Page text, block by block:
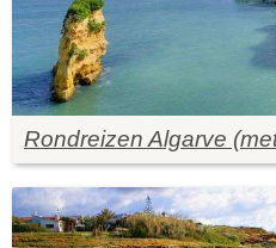
Rondreizen Algarve